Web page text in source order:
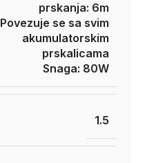
prskanja: 6m
Povezuje se sa svim
akumulatorskim
prskalicama
Snaga: 80W
1.5